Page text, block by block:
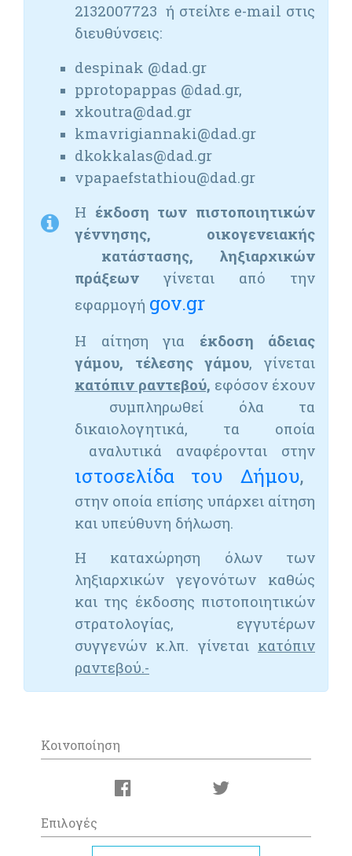
2132007723 ή στείλτε e-mail στις
διευθύνσεις:
despinak @dad.gr
pprotopappas @dad.gr,
xkoutra@dad.gr
kmavrigiannaki@dad.gr
dkokkalas@dad.gr
vpapaefstathiou@dad.gr
H έκδοση των πιστοποιητικών
γέννησης, οικογενειακής
κατάστασης, ληξιαρχικών
πράξεων γίνεται από την
εφαρμογή gov.gr
Η αίτηση για έκδοση άδειας
γάμου, τέλεσης γάμου, γίνεται
κατόπιν ραντεβού, εφόσον έχουν
συμπληρωθεί όλα τα
δικαιολογητικά, τα οποία
αναλυτικά αναφέρονται στην
ιστοσελίδα του Δήμου,
στην οποία επίσης υπάρχει αίτηση
και υπεύθυνη δήλωση.
Η καταχώρηση όλων των
ληξιαρχικών γεγονότων καθώς
και της έκδοσης πιστοποιητικών
στρατολογίας, εγγυτέρων
συγγενών κ.λπ. γίνεται κατόπιν
ραντεβού.-
Κοινοποίηση
Επιλογές